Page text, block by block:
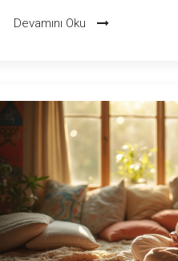
günlük zorluklara doğrudan
merak edilen her yönüne
Devamını Oku